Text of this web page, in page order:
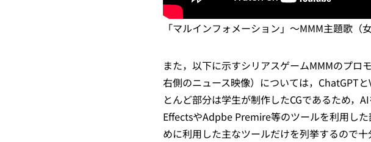
「マルインフォメーション」〜MMM主題歌（
また，以下に示すシリアスゲームMMMのプロ
右側のニュース映像）については，ChatGPT
とんど部分は学生が制作したCGであるため
EffectsやAdpbe Premire等のツールを利用し
めに利用した主なツールだけを列挙するので